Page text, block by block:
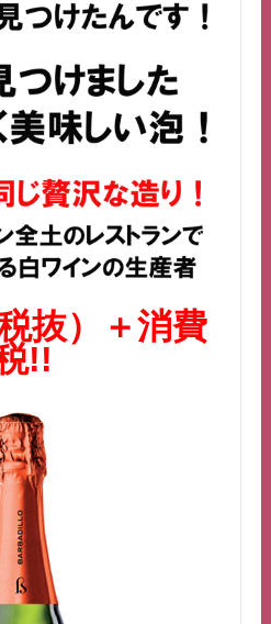
抜）＋消費
!!